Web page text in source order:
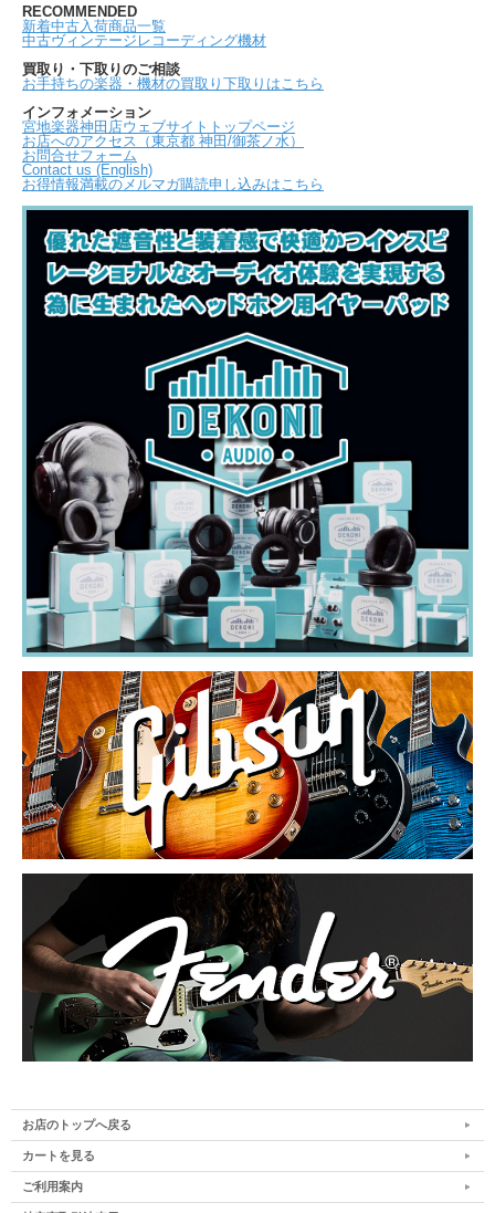
RECOMMENDED
新着中古入荷商品一覧
中古ヴィンテージレコーディング機材
買取り・下取りのご相談
お手持ちの楽器・機材の買取り下取りはこちら
インフォメーション
宮地楽器神田店ウェブサイトトップページ
お店へのアクセス（東京都 神田/御茶ノ水）
お問合せフォーム
Contact us (English)
お得情報満載のメルマガ購読申し込みはこちら
お店のトップへ戻る
カートを見る
ご利用案内